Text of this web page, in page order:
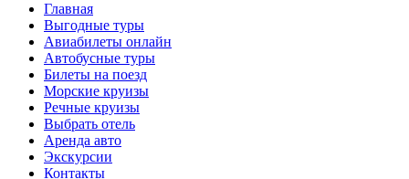
Главная
Выгодные туры
Авиабилеты онлайн
Автобусные туры
Билеты на поезд
Морские круизы
Речные круизы
Выбрать отель
Аренда авто
Экскурсии
Контакты